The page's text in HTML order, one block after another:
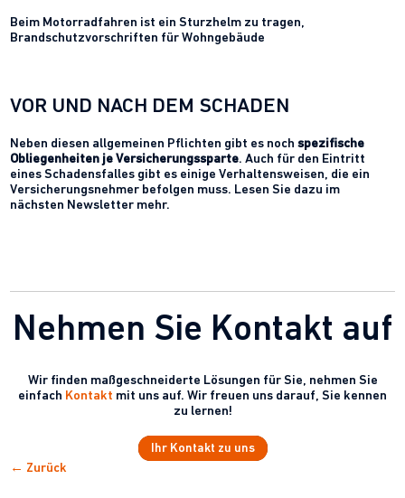
Beim Motorradfahren ist ein Sturzhelm zu tragen,
Brandschutzvorschriften für Wohngebäude
VOR UND NACH DEM SCHADEN
Neben diesen allgemeinen Pflichten gibt es nochspezifische
Obliegenheiten je Versicherungssparte. Auch für den Eintritt
eines Schadensfalles gibt es einige Verhaltensweisen, die ein
Versicherungsnehmer befolgen muss. Lesen Sie dazu im
nächsten Newsletter mehr.
Nehmen Sie Kontakt auf
Wir finden maßgeschneiderte Lösungen für Sie, nehmen Sie
einfach Kontakt mit uns auf. Wir freuen uns darauf, Sie kennen
zu lernen!
Ihr Kontakt zu uns
← Zurück